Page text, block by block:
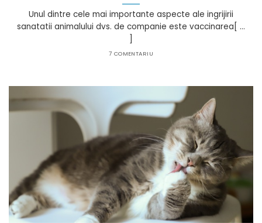
Unul dintre cele mai importante aspecte ale ingrijirii
sanatatii animalului dvs. de companie este vaccinarea[ ...
7 COMENTARIU